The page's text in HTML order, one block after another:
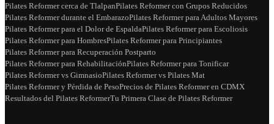
Pilates Reformer cerca de TlalpanPilates Reformer con Grupos Reducidos
Pilates Reformer durante el EmbarazoPilates Reformer para Adultos Mayores
Pilates Reformer para el Dolor de EspaldaPilates Reformer para Escoliosis
Pilates Reformer para HombresPilates Reformer para Principiantes
Pilates Reformer para Recuperación Postparto
Pilates Reformer para RehabilitaciónPilates Reformer para Tonificar
Pilates Reformer vs GimnasioPilates Reformer vs Pilates Mat
Pilates Reformer y Pérdida de PesoPrecios de Pilates Reformer en CDMX
Resultados del Pilates ReformerTu Primera Clase de Pilates Reformer